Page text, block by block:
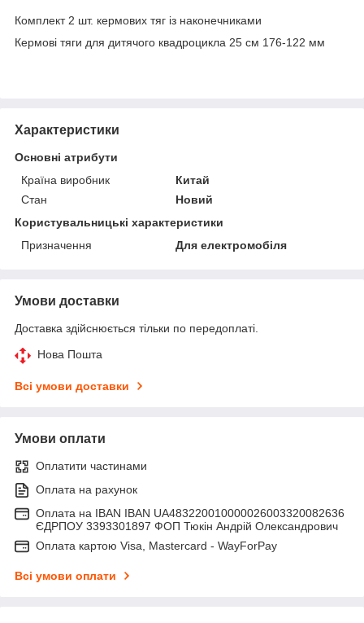
Комплект 2 шт. кермових тяг із наконечниками
Кермові тяги для дитячого квадроцикла 25 см 176-122 мм
Характеристики
Основні атрибути
Країна виробник
Китай
Стан
Новий
Користувальницькі характеристики
Призначення
Для електромобіля
Умови доставки
Доставка здійснюється тільки по передоплаті.
Нова Пошта
Всі умови доставки
Умови оплати
Оплатити частинами
Оплата на рахунок
Оплата на IBAN IBAN UA483220010000026003320082636
ЄДРПОУ 3393301897 ФОП Тюкін Андрій Олександрович
Оплата картою Visa, Mastercard - WayForPay
Всі умови оплати